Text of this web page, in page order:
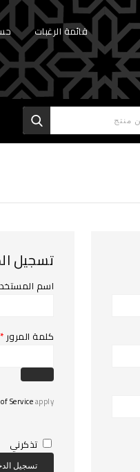
قائمة الرغبات
تسجيل
اسم
كلمة المرور *
Serviceapply.
تذكرني
تسجيل